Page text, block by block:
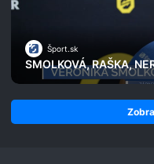
Šport.sk
SMOLKOVÁ, RAŠKA,